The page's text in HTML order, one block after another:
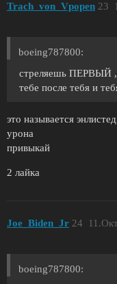
Trach_von_Vpopen 23
boeing787800:
стреляешь ПЕРВЫЙ
тебе после тебя и
это называется
урона
привыкай
2 лайка
Joe_Biden_Jr 24
boeing787800: